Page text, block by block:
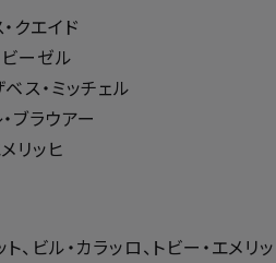
クエイド
ーゼル
ス・ミッチェル
ブラウアー
リッヒ
ビル・カラッロ、トビー・エメリ